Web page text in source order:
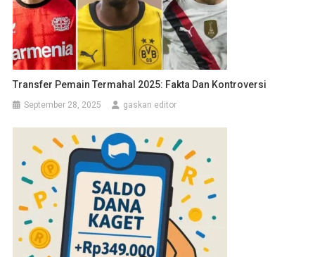
Transfer Pemain Termahal 2025: Fakta Dan Kontroversi
September 28, 2025 gaskan editor